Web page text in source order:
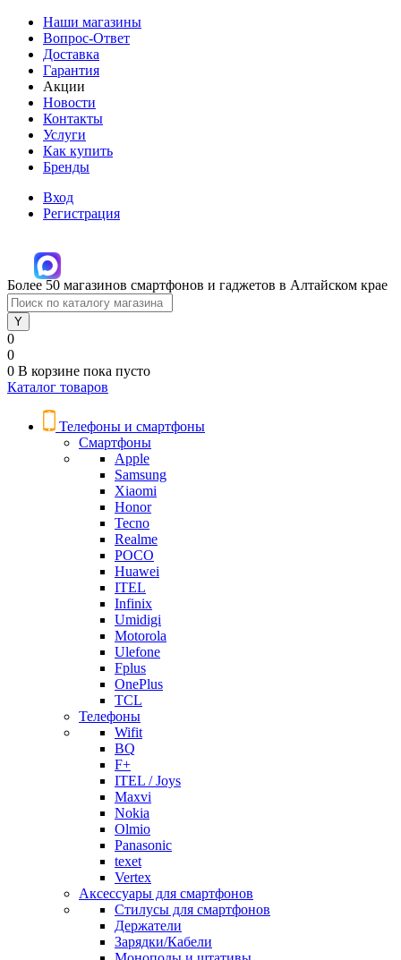
Наши магазины
Вопрос-Ответ
Доставка
Гарантия
Акции
Новости
Контакты
Услуги
Как купить
Бренды
Вход
Регистрация
Более 50 магазинов смартфонов и гаджетов в Алтайском крае
0
0
0 В корзине пока пусто
Каталог товаров
Телефоны и смартфоны
Смартфоны
Apple
Samsung
Xiaomi
Honor
Tecno
Realme
POCO
Huawei
ITEL
Infinix
Umidigi
Motorola
Ulefone
Fplus
OnePlus
TCL
Телефоны
Wifit
BQ
F+
ITEL / Joys
Maxvi
Nokia
Olmio
Panasonic
texet
Vertex
Аксессуары для смартфонов
Стилусы для смартфонов
Держатели
Зарядки/Кабели